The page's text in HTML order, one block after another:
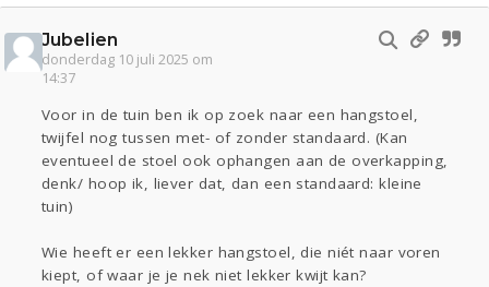
Zwanger
Thuis
Klussen
Sport Contact Viva zoekt
Aangeboden
Gevraagd
Horen Doen
Zien
Lezen
Jubelien
donderdag 10 juli 2025 om
14:37
Voor in de tuin ben ik op zoek naar een hangstoel,
twijfel nog tussen met- of zonder standaard. (Kan
eventueel de stoel ook ophangen aan de overkapping,
denk/ hoop ik, liever dat, dan een standaard: kleine
tuin)
Wie heeft er een lekker hangstoel, die niét naar voren
kiept, of waar je je nek niet lekker kwijt kan?